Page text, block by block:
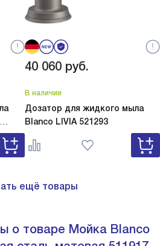
40 060 руб.
В наличии
Дозатор для жидкого мыла
Blanco LIVIA 521293
ещё товары
о товаре Мойка Blanco